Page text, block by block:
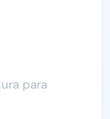
para